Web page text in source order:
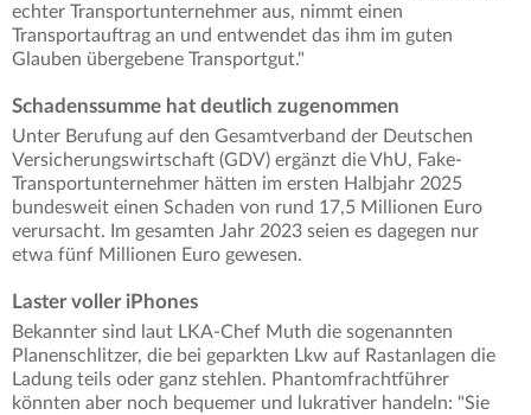
echter Transportunternehmer aus, nimmt einen
Transportauftrag an und entwendet das ihm im guten
Glauben übergebene Transportgut."
Schadenssumme hat deutlich zugenommen
Unter Berufung auf den Gesamtverband der Deutschen
Versicherungswirtschaft (GDV) ergänzt die VhU, Fake-
Transportunternehmer hätten im ersten Halbjahr 2025
bundesweit einen Schaden von rund 17,5 Millionen Euro
verursacht. Im gesamten Jahr 2023 seien es dagegen nur
etwa fünf Millionen Euro gewesen.
Laster voller iPhones
Bekannter sind laut LKA-Chef Muth die sogenannten
Planenschlitzer, die bei geparkten Lkw auf Rastanlagen die
Ladung teils oder ganz stehlen. Phantomfrachtführer
könnten aber noch bequemer und lukrativer handeln: "Sie